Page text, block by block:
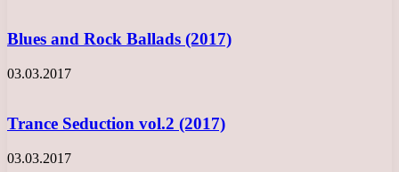
Blues and Rock Ballads (2017)
03.03.2017
Trance Seduction vol.2 (2017)
03.03.2017